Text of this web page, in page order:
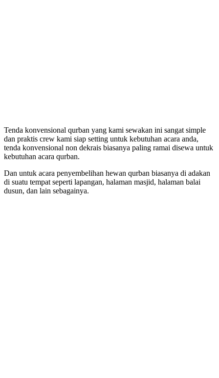
Tenda konvensional qurban yang kami sewakan ini sangat simple
dan praktis crew kami siap setting untuk kebutuhan acara anda,
tenda konvensional non dekrais biasanya paling ramai disewa untuk
kebutuhan acara qurban.
Dan untuk acara penyembelihan hewan qurban biasanya di adakan
di suatu tempat seperti lapangan, halaman masjid, halaman balai
dusun, dan lain sebagainya.